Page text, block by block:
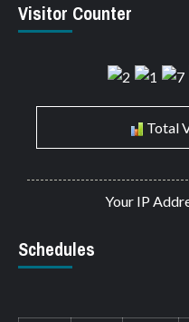
Visitor Counter
Total
Your IP
Schedules